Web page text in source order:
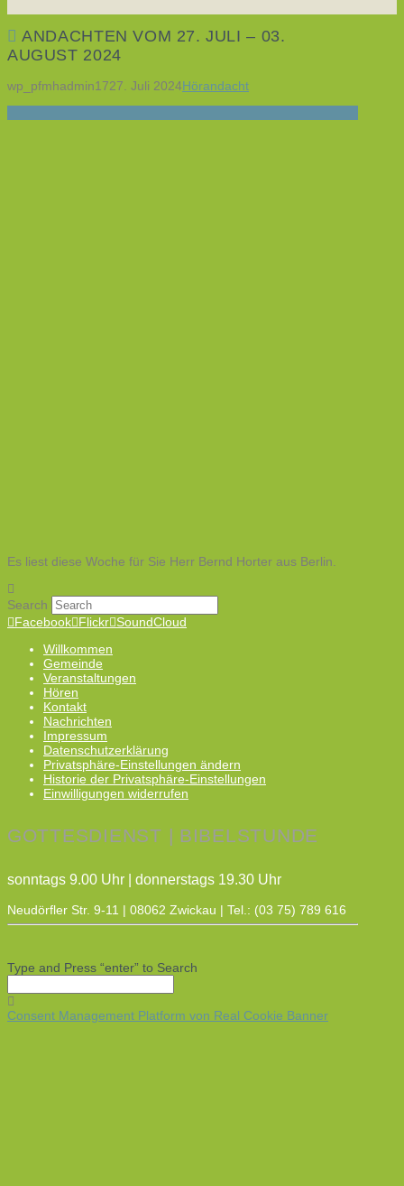
ANDACHTEN VOM 27. JULI – 03.
AUGUST 2024
wp_pfmhadmin1727. Juli 2024Hörandacht
Es liest diese Woche für Sie Herr Bernd Horter aus Berlin.
Search
Facebook Flickr SoundCloud
Willkommen
Gemeinde
Veranstaltungen
Hören
Kontakt
Nachrichten
Impressum
Datenschutzerklärung
Privatsphäre-Einstellungen ändern
Historie der Privatsphäre-Einstellungen
Einwilligungen widerrufen
GOTTESDIENST | BIBELSTUNDE
sonntags 9.00 Uhr | donnerstags 19.30 Uhr
Neudörfler Str. 9-11 | 08062 Zwickau | Tel.: (03 75) 789 616
Type and Press “enter” to Search
Consent Management Platform von Real Cookie Banner